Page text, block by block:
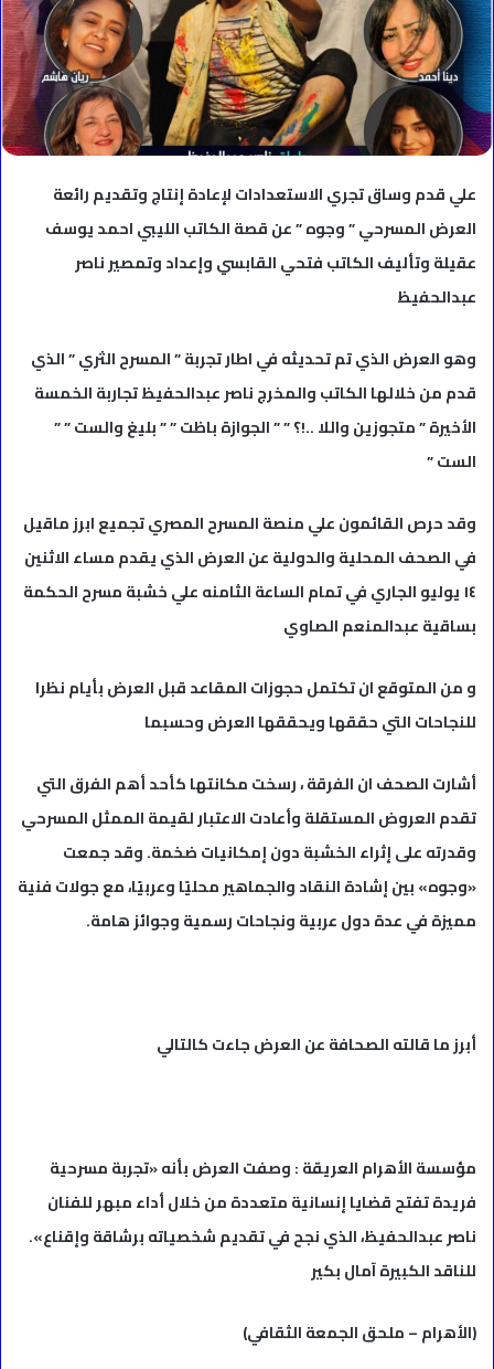
علي قدم وساق تجري الاستعدادات لإعادة إنتاج وتقديم رائعة
العرض المسرحي ” وجوه ” عن قصة الكاتب الليبي احمد يوسف
عقيلة وتأليف الكاتب فتحي القابسي وإعداد وتمصير ناصر
عبدالحفيظ
وهو العرض الذي تم تحديثه في اطار تجربة ” المسرح الثري ” الذي
قدم من خلالها الكاتب والمخرج ناصر عبدالحفيظ تجاربة الخمسة
الأخيرة ” متجوزين واللا ..!؟ ” ” الجوازة باظت ” ” بليغ والست ” ”
الست ”
وقد حرص القائمون علي منصة المسرح المصري تجميع ابرز ماقيل
في الصحف المحلية والدولية عن العرض الذي يقدم مساء الاثنين
١٤ يوليو الجاري في تمام الساعة الثامنه علي خشبة مسرح الحكمة
بساقية عبدالمنعم الصاوي
و من المتوقع ان تكتمل حجوزات المقاعد قبل العرض بأيام نظرا
للنجاحات التي حققها ويحققها العرض وحسبما
أشارت الصحف ان الفرقة ، رسخت مكانتها كأحد أهم الفرق التي
تقدم العروض المستقلة وأعادت الاعتبار لقيمة الممثل المسرحي
وقدرته على إثراء الخشبة دون إمكانيات ضخمة. وقد جمعت
«وجوه» بين إشادة النقاد والجماهير محليًا وعربيًا، مع جولات فنية
مميزة في عدة دول عربية ونجاحات رسمية وجوائز هامة.
أبرز ما قالته الصحافة عن العرض جاءت كالتالي
مؤسسة الأهرام العريقة : وصفت العرض بأنه «تجربة مسرحية
فريدة تفتح قضايا إنسانية متعددة من خلال أداء مبهر للفنان
ناصر عبدالحفيظ، الذي نجح في تقديم شخصياته برشاقة وإقناع».
للناقد الكبيرة آمال بكير
(الأهرام – ملحق الجمعة الثقافي)